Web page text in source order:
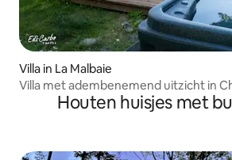
Villa in La Malbaie
Villa met adembenemend uitzicht in
Houten huisjes met